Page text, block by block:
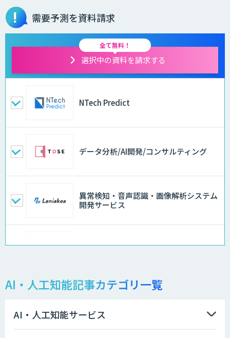
需要予測を資料請求
全て無料！
選択中の資料を請求する
NTech Predict
データ分析/AI開発/コンサルティング
異常検知・音声認識・画像解析システム
開発サービス
AI価格調査ツールSmapra
需要予測＋業務最適化AIシステム
AI・人工知能記事カテゴリ一覧
AI・人工知能サービス